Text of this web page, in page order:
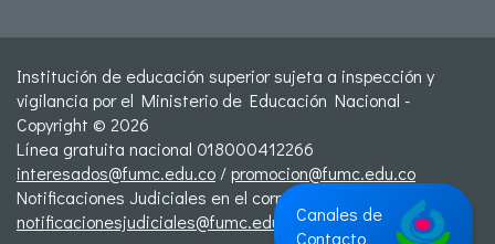
Institución de educación superior sujeta a inspección y
vigilancia por el Ministerio de Educación Nacional -
Copyright © 2026
Línea gratuita nacional 018000412266
interesados@fumc.edu.co/promocion@fumc.edu.co
Notificaciones Judiciales en el correo:
notificacionesjudiciales@fumc.edu.coCanales de
Contacto